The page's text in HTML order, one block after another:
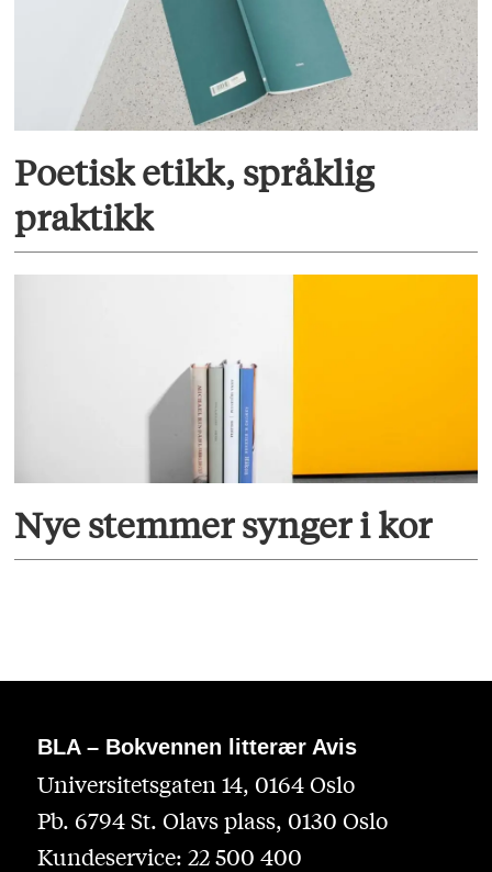
Poetisk etikk, språklig
praktikk
Nye stemmer synger i kor
BLA – Bokvennen litterær Avis
Universitetsgaten 14, 0164 Oslo
Pb. 6794 St. Olavs plass, 0130 Oslo
Kundeservice: 22 500 400